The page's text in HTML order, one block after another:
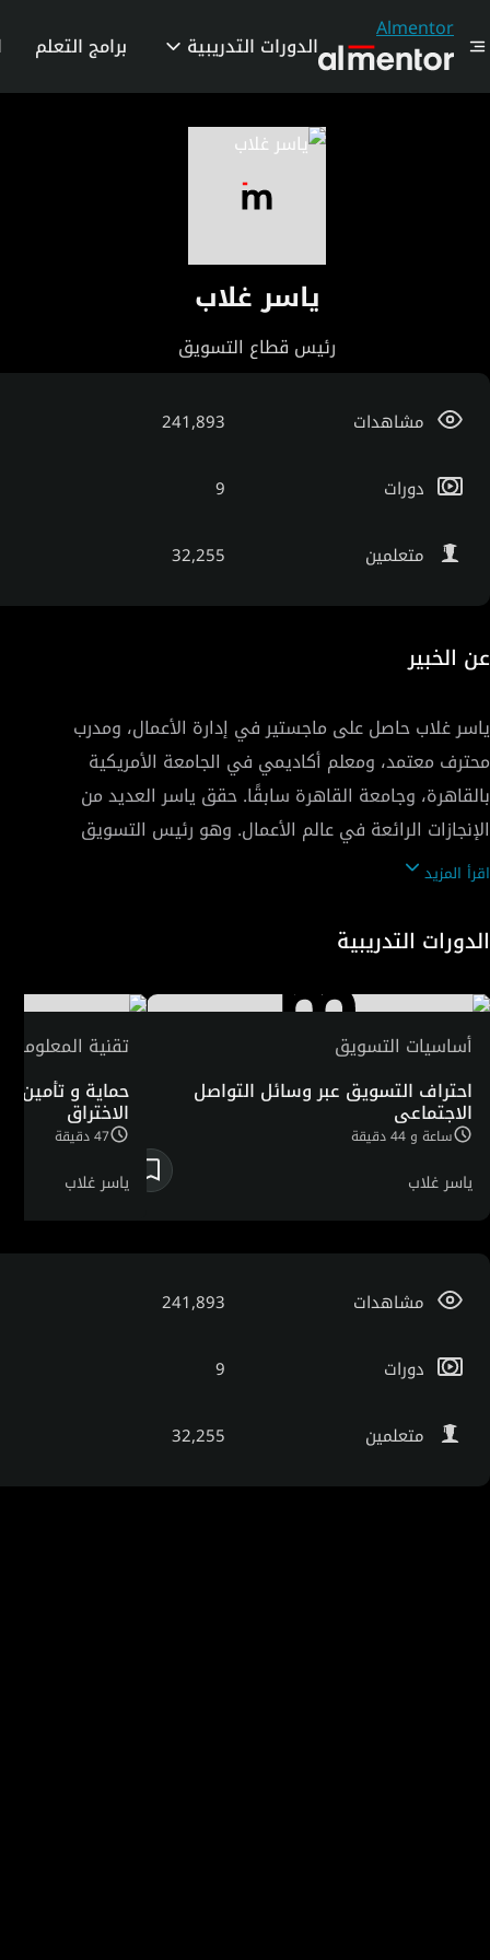
Almentor
الدورات التدريبية برامج التعلم
ياسر غلاب
رئيس قطاع التسويق
مشاهدات 241,893
دورات 9
متعلمين 32,255
عن الخبير
ياسر غلاب حاصل على ماجستير في إدارة الأعمال، ومدرب
محترف معتمد، ومعلم أكاديمي في الجامعة الأمريكية
بالقاهرة، وجامعة القاهرة سابقًا. حقق ياسر العديد من
الإنجازات الرائعة في عالم الأعمال. وهو رئيس التسويق
الرقمي للعديد من الشركات متعددة الجنسيات، ومستشار
2009. علاوةً على ذلك، هو مستشار معتمد للعديد من الكيانات
الدولية مثل الأمم المتحدة، ومركز التجارة الدولية، والبنك
الأوروبي للإنشاء والتعمير.
اقرأ المزيد
الدورات التدريبية
أساسيات التسويق
احتراف التسويق عبر وسائل التواصل
الاجتماعي
ساعة و 44 دقيقة
ياسر غلاب
تقنية
حماية و تأمين
الاختراق
47 دقيقة
ياسر غلاب
مشاهدات 241,893
دورات 9
متعلمين 32,255